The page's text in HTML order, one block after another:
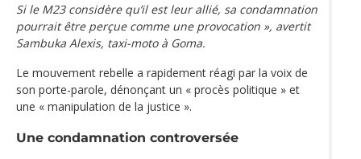
Si le M23 considère qu’il est leur allié, sa condamnation
pourrait être perçue comme une provocation », avertit
Sambuka Alexis, taxi-moto à Goma.
Le mouvement rebelle a rapidement réagi par la voix de
son porte-parole, dénonçant un « procès politique » et
une « manipulation de la justice ».
Une condamnation controversée